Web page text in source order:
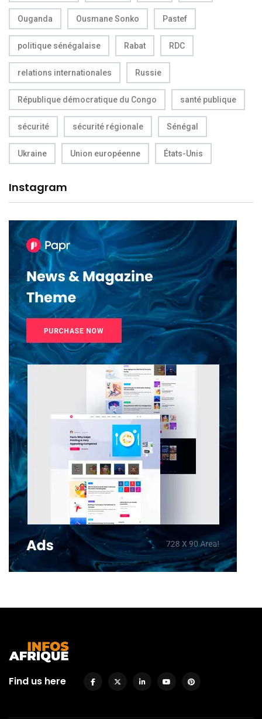
Ouganda Ousmane Sonko Pastef
politique sénégalaise Rabat RDC
relations internationales Russie
République démocratique du Congo santé publique
sécurité sécurité régionale Sénégal
Ukraine Union européenne États-Unis
Instagram
Find us here